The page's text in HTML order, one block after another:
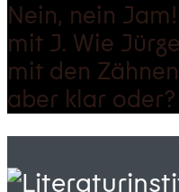
Nein, nein
mit J. Wie
mit den
aber klar oder?